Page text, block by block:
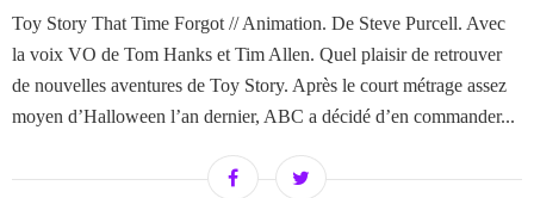
Toy Story That Time Forgot // Animation. De Steve Purcell. Avec
la voix VO de Tom Hanks et Tim Allen. Quel plaisir de retrouver
de nouvelles aventures de Toy Story. Après le court métrage assez
moyen d’Halloween l’an dernier, ABC a décidé d’en commander...